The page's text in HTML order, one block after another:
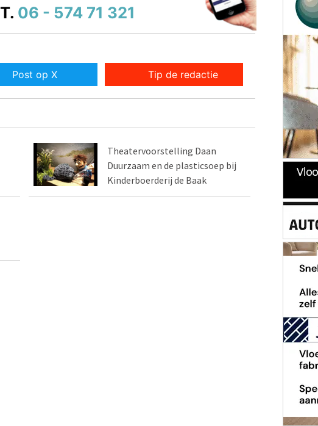
T. 06 - 574 71 321
Post op X Tip de redactie
Theatervoorstelling Daan
Duurzaam en de plasticsoep bij
Kinderboerderij de Baak